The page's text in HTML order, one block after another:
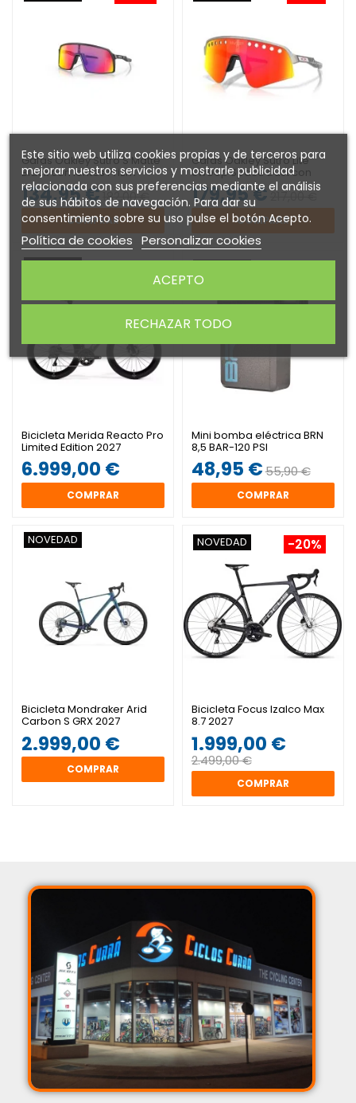
Gafas Oakley Sutro S Matte
Black con lentes Prizm
Road
134,95 € 182,00 €
COMPRAR
Gafas Oakley Sutro Lite
Sweep Space Dust con
lentes Prizm Ruby Vented
179,95 €
COMPRAR
NOVEDAD
Bicicleta Merida Reacto Pro
Limited Edition 2027
6.999,00 €
COMPRAR
Mini bomba eléctrica BRN
8,5 BAR-120 PSI
48,95 €55,90 €
COMPRAR
NOVEDAD
Bicicleta Mondraker Arid
Carbon S GRX 2027
2.999,00 €
COMPRAR
-20%
NOVEDAD
Bicicleta Focus Izalco Max
8.7 2027
1.999,00 €
2.499,00 €
COMPRAR
Este sitio web utiliza cookies propias y de terceros para
mejorar nuestros servicios y mostrarle publicidad
relacionada con sus preferencias mediante el análisis
de sus hábitos de navegación. Para dar su
consentimiento sobre su uso pulse el botón Acepto.
Política de cookies Personalizar cookies
RECHAZAR TODO
ACEPTO